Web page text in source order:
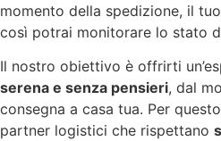
momento della spedizione, il
così potrai monitorare lo stato
Il nostro obiettivo è offrirti
serena e senza pensieri, dal
consegna a casa tua. Per
partner logistici che rispettano